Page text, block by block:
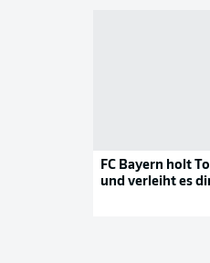
FC Bayern holt
und verleiht es